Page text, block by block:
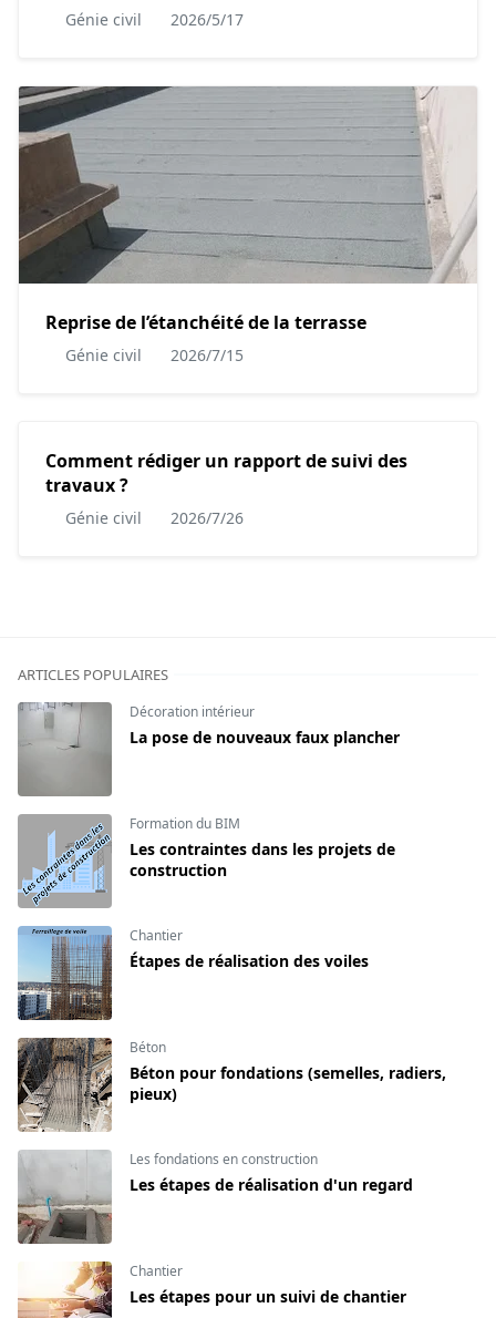
Génie civil 2026/5/17
Reprise de l’étanchéité de la terrasse
Génie civil 2026/7/15
Comment rédiger un rapport de suivi des
travaux ?
Génie civil 2026/7/26
ARTICLES POPULAIRES
Décoration intérieur
La pose de nouveaux faux plancher
Formation du BIM
Les contraintes dans les projets de
construction
Chantier
Étapes de réalisation des voiles
Béton
Béton pour fondations (semelles, radiers,
pieux)
Les fondations en construction
Les étapes de réalisation d'un regard
Chantier
Les étapes pour un suivi de chantier